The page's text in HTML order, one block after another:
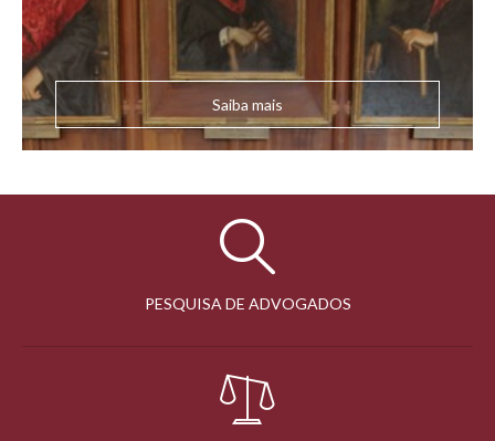
Saiba mais
PESQUISA DE ADVOGADOS